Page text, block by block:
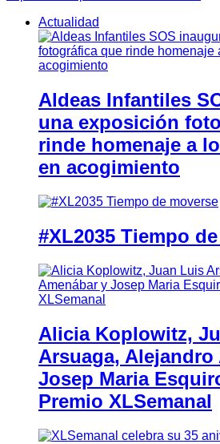
Actualidad
Aldeas Infantiles
una exposición
rinde homenaje a
en acogimiento
#XL2035 Tiempo
Alicia Koplowitz,
Arsuaga, Alejandro
Josep Maria
Premio XLSemanal